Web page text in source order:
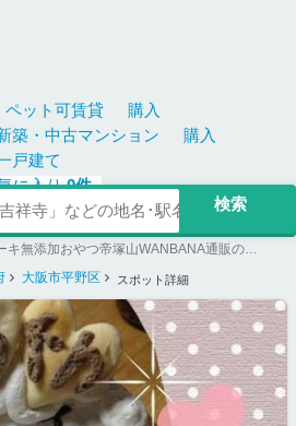
ペット可賃貸
購入
築・中古マンション
購入
戸建て
に入り0件
大阪府大阪市平野区の犬ケーキ無添加おやつ帝塚山WANBANA通販の詳細ページ。ペット同伴可のお店探しならペットホームウェブ。ペット可賃貸のお部屋探し、ペット可マンション購入のご検討時にもご利用ください。
大阪市平野区 スポット詳細